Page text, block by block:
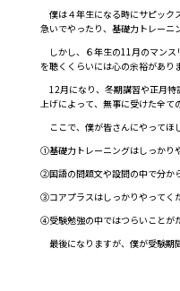
僕は４年生になる時にサピック
急いでやったり、基礎力トレーニ
しかし、６年生の11月のマンス
を聴くくらいには心の余裕がありま
12月になり、冬期講習や正月特
上げによって、無事に受けた全て
ここで、僕が皆さんにやってほ
①基礎力トレーニングはしっかり
②国語の問題文や設問の中で分か
③コアプラスはしっかりやってく
④受験勉強の中ではつらいことが
最後になりますが、僕が受験期